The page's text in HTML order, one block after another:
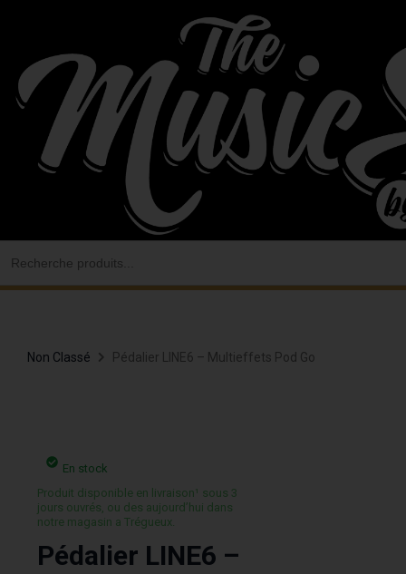
contenu
Non Classé Pédalier LINE6 – Multieffets Pod Go
En stock
Produit disponible en livraison¹ sous 3
jours ouvrés, ou des aujourd’hui dans
notre magasin a Trégueux.
Pédalier LINE6 –